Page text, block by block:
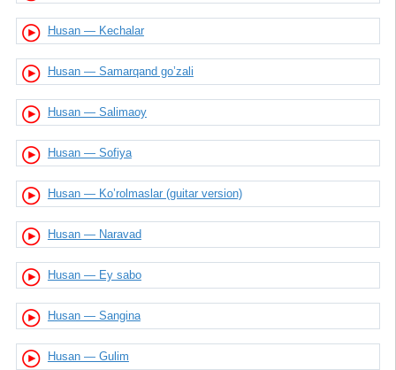
Husan — Kechalar
Husan — Samarqand go’zali
Husan — Salimaoy
Husan — Sofiya
Husan — Ko’rolmaslar (guitar version)
Husan — Naravad
Husan — Ey sabo
Husan — Sangina
Husan — Gulim